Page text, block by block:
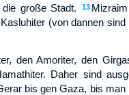
große Stadt. 13
(von dannen
den Amoriter, den
Daher sind
bis gen Gaza, bis